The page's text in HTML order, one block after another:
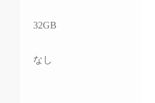
32GB
なし